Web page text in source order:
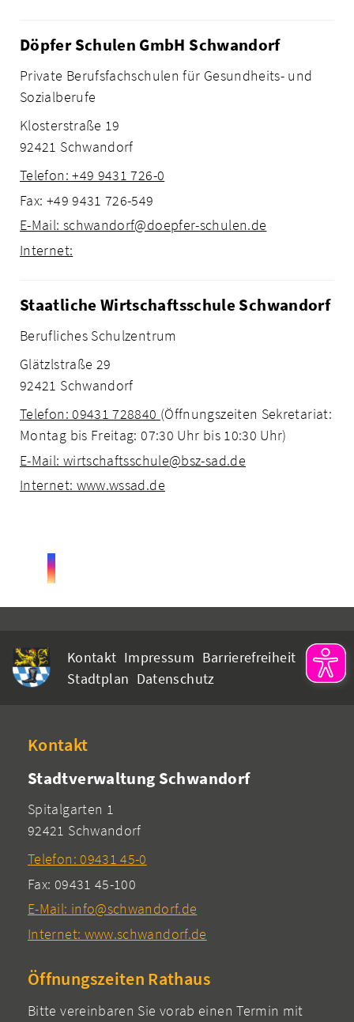
Döpfer Schulen GmbH Schwandorf
Private Berufsfachschulen für Gesundheits- und
Sozialberufe
Klosterstraße 19
92421 Schwandorf
Telefon: +49 9431 726-0
Fax: +49 9431 726-549
E-Mail: schwandorf@doepfer-schulen.de
Internet:
Staatliche Wirtschaftsschule Schwandorf
Berufliches Schulzentrum
Glätzlstraße 29
92421 Schwandorf
Telefon: 09431 728840 (Öffnungszeiten Sekretariat:
Montag bis Freitag: 07:30 Uhr bis 10:30 Uhr)
E-Mail: wirtschaftsschule@bsz-sad.de
Internet: www.wssad.de
Kontakt Impressum Barrierefreiheit
Stadtplan Datenschutz
Kontakt
Stadtverwaltung Schwandorf
Spitalgarten 1
92421 Schwandorf
Telefon: 09431 45-0
Fax: 09431 45-100
E-Mail: info@schwandorf.de
Internet: www.schwandorf.de
Öffnungszeiten Rathaus
Bitte vereinbaren Sie vorab einen Termin mit